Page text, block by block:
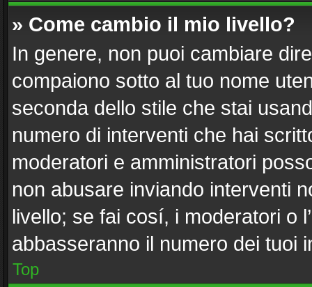
» Come cambio il mio livello?
In genere, non puoi cambiare
compaiono sotto al tuo nome
seconda dello stile che stai
numero di interventi che hai
moderatori e amministratori
non abusare inviando interventi
livello; se fai cosí, i moderatori o
abbasseranno il numero dei tuoi
Top